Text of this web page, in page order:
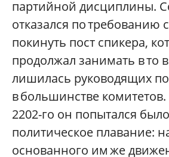
партийной дисциплины.
отказался по требованию
покинуть пост спикера,
продолжал занимать в то
лишилась руководящих
в большинстве комитетов.
2202-го он попытался
политическое плавание:
основанного им же